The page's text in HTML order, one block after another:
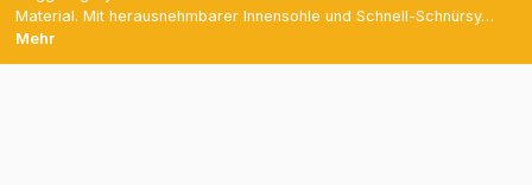
Material. Mit herausnehmbarer Innensohle und Schnell-Schnürsy…
Mehr